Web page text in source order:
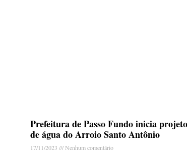
Prefeitura de Passo Fundo inicia
de água do Arroio Santo Antônio
17/11/2023 Nenhum comentário